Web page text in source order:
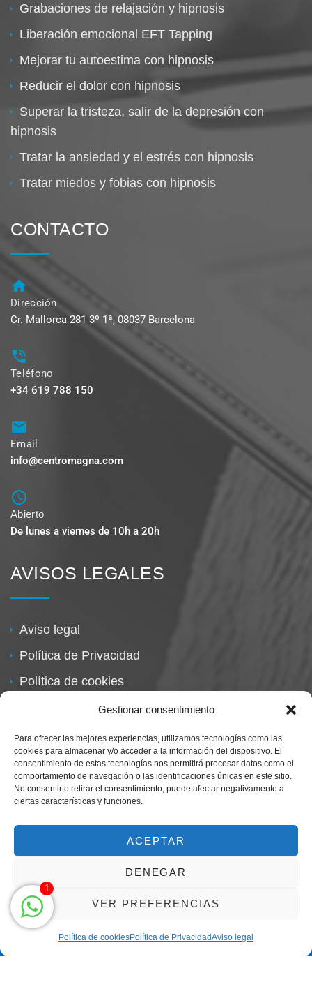
Gestionar consentimiento
Para ofrecer las mejores experiencias, utilizamos tecnologías como las
cookies para almacenar y/o acceder a la información del dispositivo. El
consentimiento de estas tecnologías nos permitirá procesar datos como el
comportamiento de navegación o las identificaciones únicas en este sitio.
No consentir o retirar el consentimiento, puede afectar negativamente a
ciertas características y funciones.
ACEPTAR
DENEGAR
VER PREFERENCIAS
Política de cookiesPolítica de PrivacidadAviso legal
Grabaciones de relajación y hipnosis
Liberación emocional EFT Tapping
Mejorar tu autoestima con hipnosis
Reducir el dolor con hipnosis
Superar la tristeza, salir de la depresión con
hipnosis
Tratar la ansiedad y el estrés con hipnosis
Tratar miedos y fobias con hipnosis
CONTACTO
Dirección
Cr. Mallorca 281 3º 1ª, 08037 Barcelona
Teléfono
+34 619 788 150
Email
info@centromagna.com
Abierto
De lunes a viernes de 10h a 20h
AVISOS LEGALES
Aviso legal
Política de Privacidad
Política de cookies
Política de devoluciones
Marca Registrada
Clic para llamar solo de 9h a 21h
1